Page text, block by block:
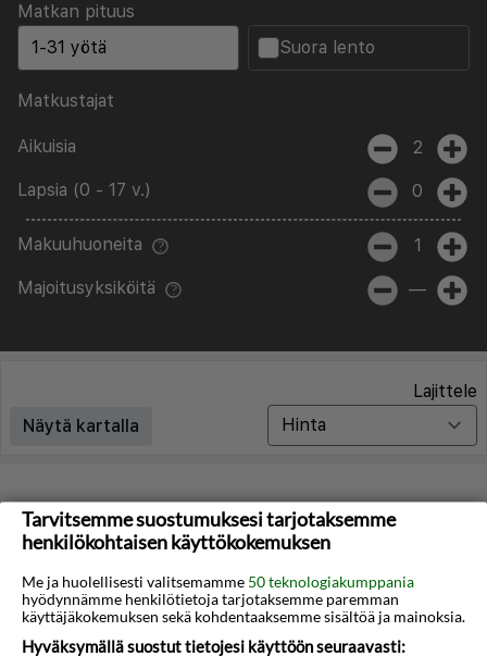
Matkan pituus
Suora lento
Matkustajat
Aikuisia 2
Lapsia (0 - 17 v.) 0
Makuuhuoneita 1
Majoitusyksiköitä —
Näytä kartalla
Lajittele
Matkoja ei löytynyt
Valitettavasti emme löydä hakuasi vastaavia matkoja.
Voit saada lisää tuloksia poistamalla alla olevat
suodattimet.
Tarvitsemme suostumuksesi tarjotaksemme
henkilökohtaisen käyttökokemuksen
Me ja huolellisesti valitsemamme 50 teknologiakumppania
hyödynnämme henkilötietoja tarjotaksemme paremman
käyttäjäkokemuksen sekä kohdentaaksemme sisältöä ja mainoksia.
Hyväksymällä suostut tietojesi käyttöön seuraavasti: